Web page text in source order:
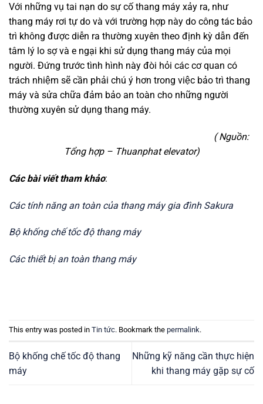
Với những vụ tai nạn do sự cố thang máy xảy ra, như
thang máy rơi tự do và với trường hợp này do công tác bảo
trì không được diễn ra thường xuyên theo định kỳ dẫn đến
tâm lý lo sợ và e ngại khi sử dụng thang máy của mọi
người. Đứng trước tình hình này đòi hỏi các cơ quan có
trách nhiệm sẽ cần phải chú ý hơn trong việc bảo trì thang
máy và sửa chữa đảm bảo an toàn cho những người
thường xuyên sử dụng thang máy.
( Nguồn:
Tổng hợp – Thuanphat elevator)
Các bài viết tham khảo:
Các tính năng an toàn của thang máy gia đình Sakura
Bộ khống chế tốc độ thang máy
Các thiết bị an toàn thang máy
This entry was posted in Tin tức. Bookmark the permalink.
Bộ khống chế tốc độ thang
máy
Những kỹ năng cần thực hiện
khi thang máy gặp sự cố